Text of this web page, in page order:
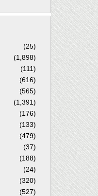
(25)
(1,898)
(111)
(616)
(565)
(1,391)
(176)
(133)
(479)
(37)
(188)
(24)
(320)
(527)